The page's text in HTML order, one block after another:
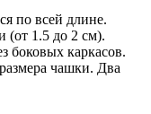
по всей длине.
(от 1.5 до 2 см).
боковых каркасов.
чашки. Два